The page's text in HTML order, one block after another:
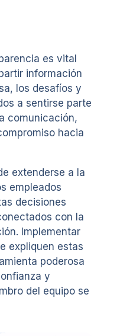
es vital
información
los desafíos y
a sentirse parte
comunicación,
hacia
extenderse a la
empleados
decisiones
con la
Implementar
expliquen estas
poderosa
y
del equipo se